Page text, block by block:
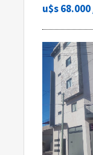
u$s 68.000